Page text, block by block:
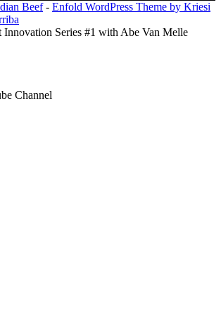
Beef- Enfold WordPress Theme by Kriesi
Innovation Series #1 with Abe Van Melle
Channel